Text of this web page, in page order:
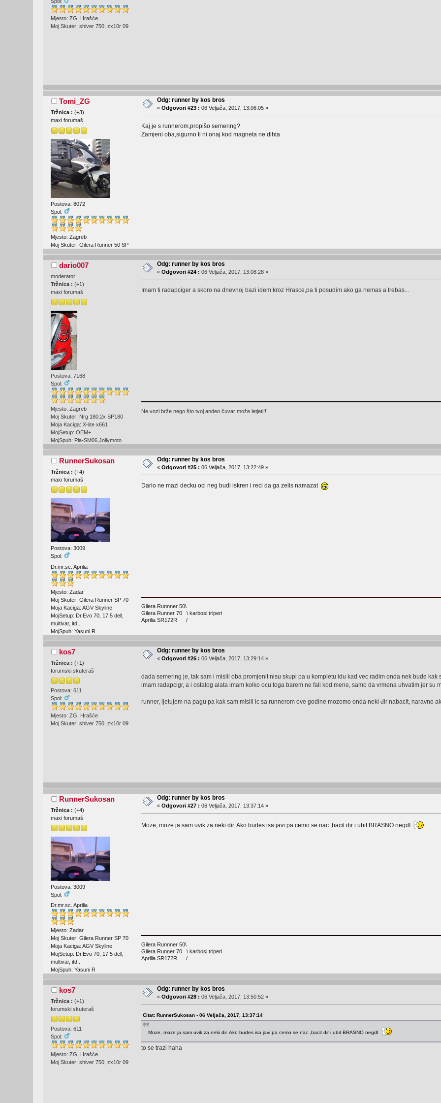
Mjesto: ZG, Hrašće
Moj Skuter: shiver 750, zx10r 09
Tomi_ZG
Tržnica :(+3)
maxi forumaš
Postova: 8072
Spol:
Mjesto: Zagreb
Moj Skuter: Gilera Runner 50 SP
Odg: runner by kos bros
«Odgovori #23 : 06 Veljača, 2017, 13:06:05 »
Kaj je s runnerom,propišo semering?
Zamjeni oba,sigurno ti ni onaj kod magneta ne dihta
dario007
moderator
Tržnica :(+1)
maxi forumaš
Postova: 7168
Spol:
Mjesto: Zagreb
Moj Skuter: Nrg 180,2x SP180
Moja Kaciga: X-lite x661
MojSetup: OEM+
MojSpuh: Pia-SM06,Jollymoto
Odg: runner by kos bros
«Odgovori #24 : 06 Veljača, 2017, 13:08:28 »
Imam ti radapciger a skoro na dnevnoj bazi idem kroz Hrasce,pa ti posudim ako ga nemas a trebas...
Ne vozi brže nego što tvoj andeo čuvar može letjeti!!!
RunnerSukosan
Tržnica :(+4)
maxi forumaš
Postova: 3009
Spol:
Dr.mr.sc. Aprilia
Mjesto: Zadar
Moj Skuter: Gilera Runner SP 70
Moja Kaciga: AGV Skyline
MojSetup: Dr.Evo 70, 17.5 dell,
multivar, itd..
MojSpuh: Yasuni R
Odg: runner by kos bros
«Odgovori #25 : 06 Veljača, 2017, 13:22:49 »
Dario ne mazi decku oci neg budi iskren i reci da ga zelis namazat
Gilera Runnner 50\
Gilera Runner 70 \ karbosi triperi
Aprilia SR172R /
kos7
Tržnica :(+1)
forumski skuteraš
Postova: 611
Spol:
Mjesto: ZG, Hrašće
Moj Skuter: shiver 750, zx10r 09
Odg: runner by kos bros
«Odgovori #26 : 06 Veljača, 2017, 13:29:14 »
dada semering je, tak sam i mislil oba promjenit nisu skupi pa u kompletu idu kad vec radim onda nek bude kak
imam radapcigr, a i ostalog alata imam kolko ocu toga barem ne fali kod mene, samo da vrmena uhvatim jer su
runner, ljetujem na pagu pa kak sam mislil ic sa runnerom ove godine mozemo onda neki đir nabacit, naravno
RunnerSukosan
Tržnica :(+4)
maxi forumaš
Postova: 3009
Spol:
Dr.mr.sc. Aprilia
Mjesto: Zadar
Moj Skuter: Gilera Runner SP 70
Moja Kaciga: AGV Skyline
MojSetup: Dr.Evo 70, 17.5 dell,
multivar, itd..
MojSpuh: Yasuni R
Odg: runner by kos bros
«Odgovori #27 : 06 Veljača, 2017, 13:37:14 »
Moze, moze ja sam uvik za neki dir. Ako budes isa javi pa cemo se nac ,bacit dir i ubit BRASNO negdI
Gilera Runnner 50\
Gilera Runner 70 \ karbosi triperi
Aprilia SR172R /
kos7
Tržnica :(+1)
forumski skuteraš
Postova: 611
Spol:
Mjesto: ZG, Hrašće
Moj Skuter: shiver 750, zx10r 09
Odg: runner by kos bros
«Odgovori #28 : 06 Veljača, 2017, 13:50:52 »
Citat: RunnerSukosan - 06 Veljača, 2017, 13:37:14
Moze, moze ja sam uvik za neki dir. Ako budes isa javi pa cemo se nac ,bacit dir i ubit BRASNO negdI
to se trazi haha